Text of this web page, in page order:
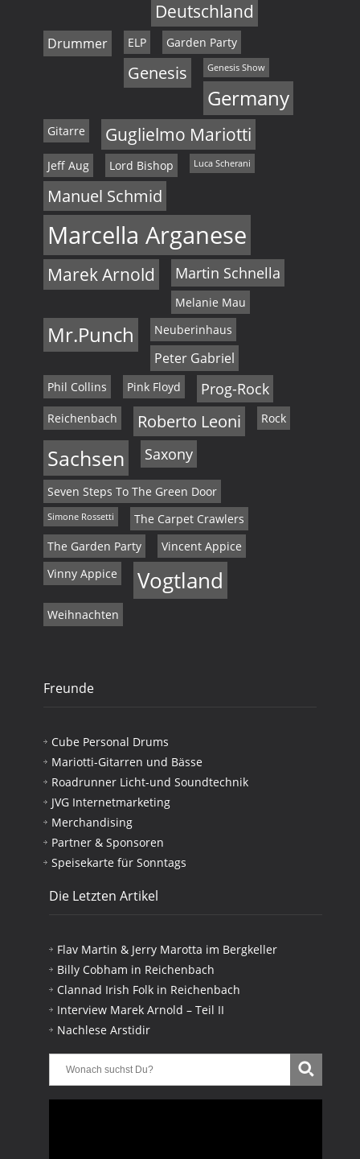
Deutschland
Drummer ELP Garden Party
Genesis Genesis Show
Germany
Gitarre Guglielmo Mariotti
Jeff Aug Lord Bishop Luca Scherani
Manuel Schmid
Marcella Arganese
Marek Arnold Martin Schnella
Melanie Mau
Mr.Punch Neuberinhaus
Peter Gabriel
Phil Collins Pink Floyd Prog-Rock
Reichenbach Roberto Leoni Rock
Sachsen Saxony
Seven Steps To The Green Door
Simone Rossetti
The Carpet Crawlers
The Garden Party
Vincent Appice
Vinny Appice
Vogtland
Weihnachten
Freunde
Cube Personal Drums
Mariotti-Gitarren und Bässe
Roadrunner Licht-und Soundtechnik
JVG Internetmarketing
Merchandising
Partner & Sponsoren
Speisekarte für Sonntags
Die Letzten Artikel
Flav Martin & Jerry Marotta im Bergkeller
Billy Cobham in Reichenbach
Clannad Irish Folk in Reichenbach
Interview Marek Arnold – Teil II
Nachlese Arstidir